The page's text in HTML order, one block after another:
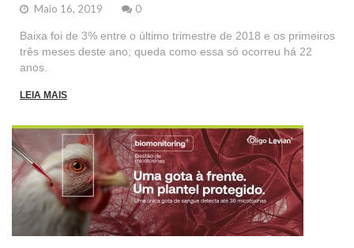
Maio 16, 2019 0
Baixa foi de 3% entre o último trimestre de 2018 e os primeiros
três meses deste ano; queda como essa só ocorreu há 22
anos.
LEIA MAIS